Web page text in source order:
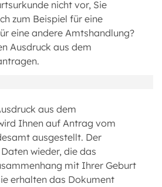
nicht vor, Sie
zum Beispiel für eine
eine andere Amtshandlung?
Ausdruck aus dem
aus dem
Ihnen auf Antrag vom
ausgestellt. Der
wieder, die das
mit Ihrer Geburt
erhalten das Dokument